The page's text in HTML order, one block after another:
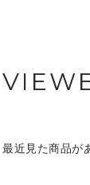
最近見た商品が